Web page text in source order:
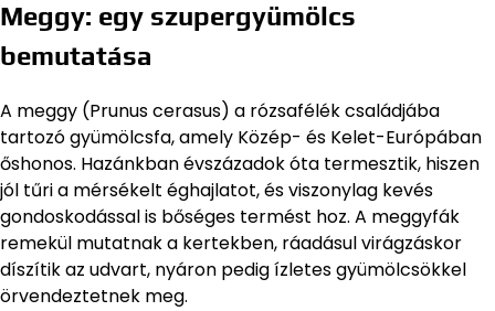
Meggy: egy szupergyümölcs
bemutatása
A meggy (Prunus cerasus) a rózsafélék családjába
tartozó gyümölcsfa, amely Közép- és Kelet-Európában
őshonos. Hazánkban évszázadok óta termesztik, hiszen
jól tűri a mérsékelt éghajlatot, és viszonylag kevés
gondoskodással is bőséges termést hoz. A meggyfák
remekül mutatnak a kertekben, ráadásul virágzáskor
díszítik az udvart, nyáron pedig ízletes gyümölcsökkel
örvendeztetnek meg.